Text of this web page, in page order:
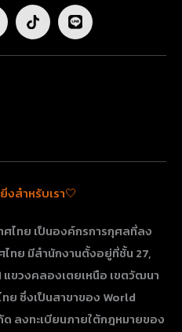
สำหรับเรา🤍
ไทย เป็นองค์กรการกุศลที่ลง
ไทย มีสำนักงานตั้งอยู่ที่ชั้น 27,
แขวงคลองเตยเหนือ เขตวัฒนา
ทย​​​​​​​ ซึ่งเป็นสาขาของ World
ลงทะเบียนภายใต้กฎหมายของ